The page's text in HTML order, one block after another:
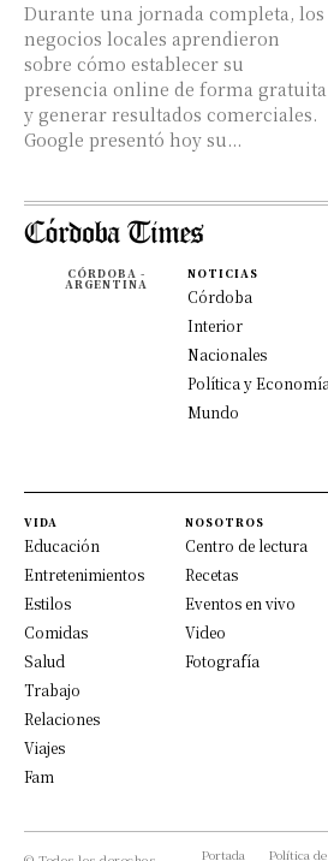
Durante una jornada completa, los
negocios locales aprendieron
sobre cómo establecer su
presencia online de forma gratuita
y generar resultados comerciales.
Google presentó hoy su...
CÓRDOBA -
ARGENTINA
NOTICIAS
Córdoba
Interior
Nacionales
Política y Economía
Mundo
VIDA
Educación
Entretenimientos
Estilos
Comidas
Salud
Trabajo
Relaciones
Viajes
Fam
NOSOTROS
Centro de lectura
Recetas
Eventos en vivo
Video
Fotografía
Portada Política